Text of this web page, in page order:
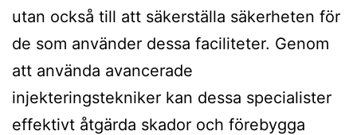
utan också till att säkerställa säkerheten för
de som använder dessa faciliteter. Genom
att använda avancerade
injekteringstekniker kan dessa specialister
effektivt åtgärda skador och förebygga